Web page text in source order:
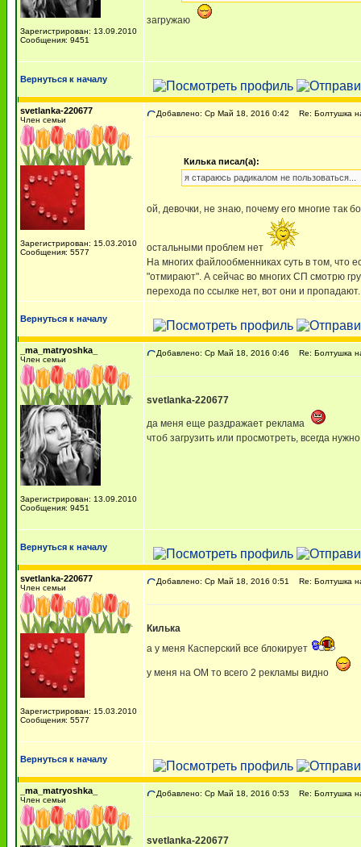
Зарегистрирован: 13.09.2010
Сообщения: 9451
загружаю
Вернуться к началу
svetlanka-220677
Член семьи
Зарегистрирован: 15.03.2010
Сообщения: 5577
Добавлено: Ср Май 18, 2016 0:42 Re: Болтушка
Килька писал(а):
я стараюсь радикалом не пользоваться...
ой, девочки, не знаю, почему его многие так
остальными проблем нет
На многих файлообменниках суть в том, что
"отмирают". А сейчас во многих СП смотрю
перехода по ссылке нет, вот они и пропадают.
Вернуться к началу
_ma_matryoshka_
Член семьи
Зарегистрирован: 13.09.2010
Сообщения: 9451
Добавлено: Ср Май 18, 2016 0:46 Re: Болтушка
svetlanka-220677
да меня еще раздражает реклама
чтоб загрузить или просмотреть, всегда
Вернуться к началу
svetlanka-220677
Член семьи
Зарегистрирован: 15.03.2010
Сообщения: 5577
Добавлено: Ср Май 18, 2016 0:51 Re: Болтушка
Килька
а у меня Касперский все блокирует
у меня на ОМ то всего 2 рекламы видно
Вернуться к началу
_ma_matryoshka_
Член семьи
Добавлено: Ср Май 18, 2016 0:53 Re: Болтушка
svetlanka-220677